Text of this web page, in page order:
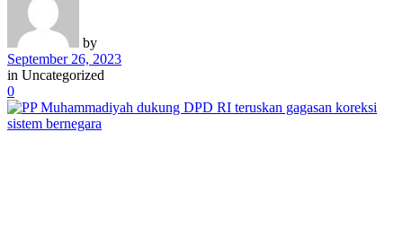
by
September 26, 2023
in Uncategorized
0